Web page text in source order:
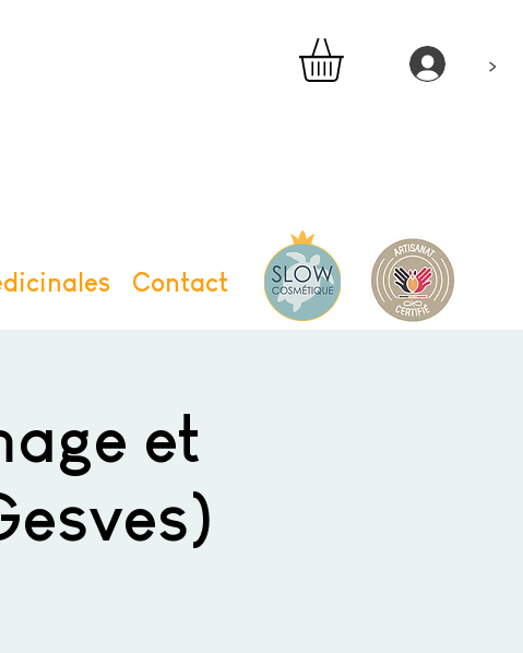
Contact
>
et